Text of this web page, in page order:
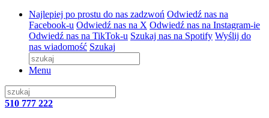
Najlepiej po prostu do nas zadzwoń Odwiedź nas na
Facebook-u Odwiedź nas na X Odwiedź nas na Instagram-ie
Odwiedź nas na TikTok-u Szukaj nas na Spotify Wyślij do
nas wiadomość Szukaj
Menu
510 777 222